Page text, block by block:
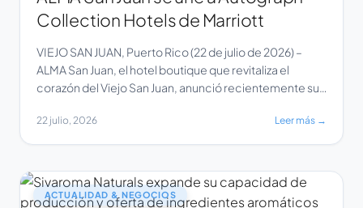
Collection Hotels de Marriott
VIEJO SAN JUAN, Puerto Rico (22 de julio de 2026) –
ALMA San Juan, el hotel boutique que revitaliza el
corazón del Viejo San Juan, anunció recientemente su
portafolio de más de 30 extraordinarias marcas
22 julio, 2026 Leer más →
ACTUALIDAD & NEGOCIOS